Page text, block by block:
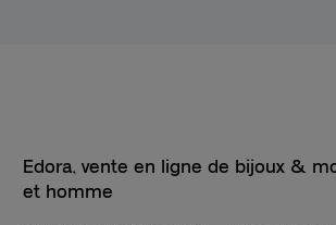
Edora, vente en ligne de bijoux &
et homme